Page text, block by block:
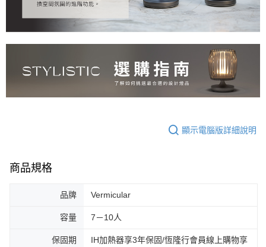
顯示電腦版詳細說明
商品規格
品牌 Vermicular
容量 7－10人
保固期
IH加熱器享3年保固/恆隆行會員線上購物享